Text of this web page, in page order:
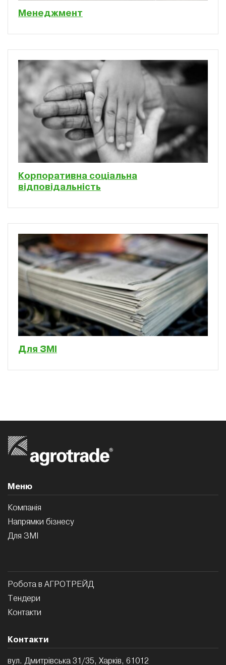
Менеджмент
Корпоративна соціальна
відповідальність
Для ЗМІ
Меню
Компанія
Напрямки бізнесу
Для ЗМI
Робота в АГРОТРЕЙД
Тендери
Контакти
Контакти
вул. Дмитрівська 31/35, Харків, 61012